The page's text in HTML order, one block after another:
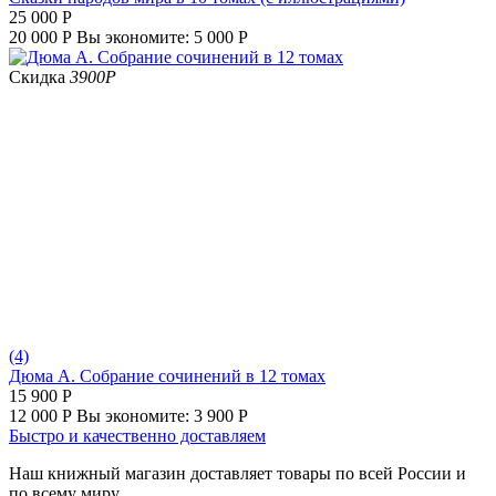
25 000 Р
20 000 Р Вы экономите: 5 000 Р
Скидка 3900Р
(4)
Дюма А. Собрание сочинений в 12 томах
15 900 Р
12 000 Р Вы экономите: 3 900 Р
Быстро и качественно доставляем
Наш книжный магазин доставляет товары по всей России и